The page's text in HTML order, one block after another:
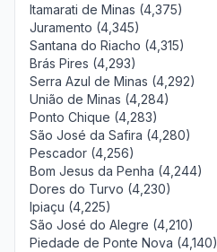
Itamarati de Minas (4,375)
Juramento (4,345)
Santana do Riacho (4,315)
Brás Pires (4,293)
Serra Azul de Minas (4,292)
União de Minas (4,284)
Ponto Chique (4,283)
São José da Safira (4,280)
Pescador (4,256)
Bom Jesus da Penha (4,244)
Dores do Turvo (4,230)
Ipiaçu (4,225)
São José do Alegre (4,210)
Piedade de Ponte Nova (4,140)